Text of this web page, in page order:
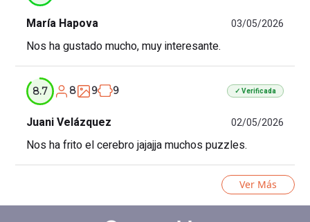
María Hapova 03/05/2026
Nos ha gustado mucho, muy interesante.
8.7 8 9 9 ✓ Verificada
Juani Velázquez 02/05/2026
Nos ha frito el cerebro jajajja muchos puzzles.
Ver Más